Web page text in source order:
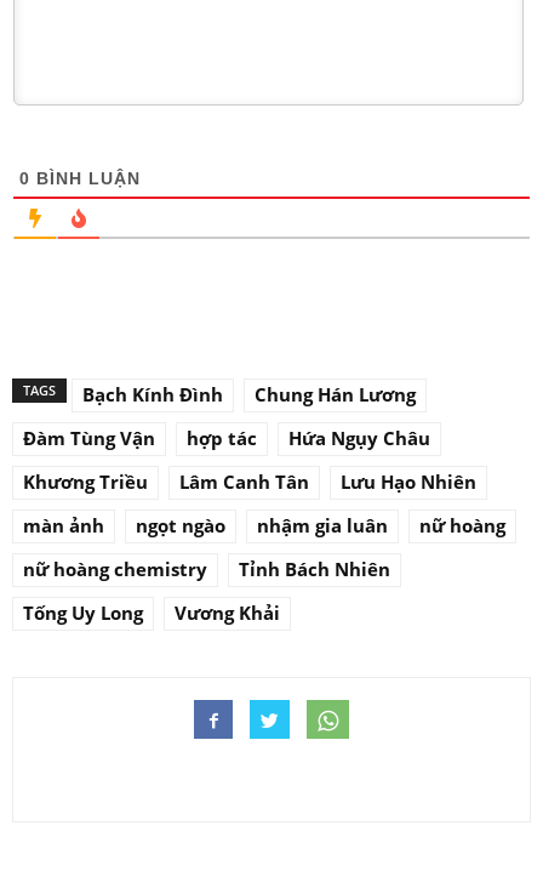
0 BÌNH LUẬN
TAGS Bạch Kính Đình
Chung Hán Lương
Đàm Tùng Vận
hợp tác
Hứa Ngụy Châu
Khương Triều
Lâm Canh Tân
Lưu Hạo Nhiên
màn ảnh
ngọt ngào nhậm gia luân
nữ hoàng
nữ hoàng chemistry
Tỉnh Bách Nhiên
Tống Uy Long
Vương Khải